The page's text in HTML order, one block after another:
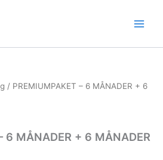
/ PREMIUMPAKET – 6 MÅNADER + 6
6 MÅNADER + 6 MÅNADER
kr.
nuvarande
499.00 kr.